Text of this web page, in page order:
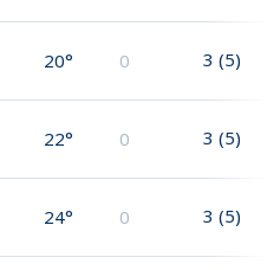
20° 0 3 (5)
22° 0 3 (5)
24° 0 3 (5)